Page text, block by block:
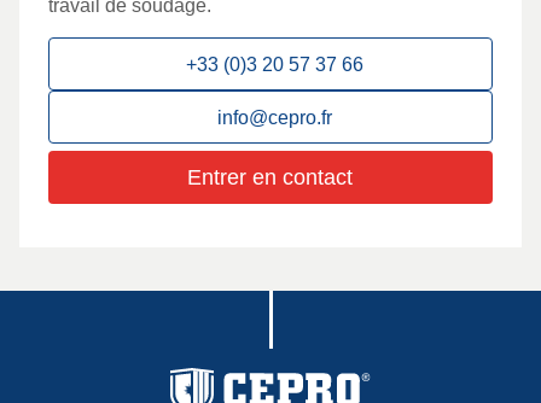
travail de soudage.
+33 (0)3 20 57 37 66
info@cepro.fr
Entrer en contact